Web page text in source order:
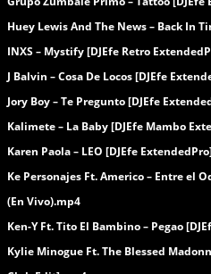
Huey Lewis And The News – Back In
INXS – Mystify [DJEfe Retro
J Balvin – Cosa De Locos [DJEfe
Jory Boy – Te Pregunto [DJEfe
Kalimete – La Baby [DJEfe Mambo
Karen Paola – LEO [DJEfe
Ke Personajes Ft. Americo – Entre el
(En Vivo).mp4
Ken-Y Ft. Tito El Bambino – Pegao
Kylie Minogue Ft. The Blessed